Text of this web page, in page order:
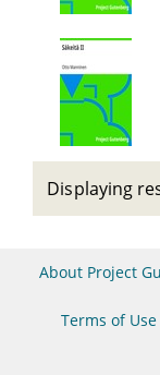
Displaying
About Project
Terms of Use